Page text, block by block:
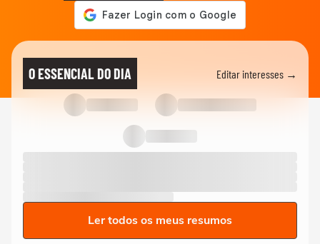
O ESSENCIAL DO DIA Editar interesses →
Ler todos os meus resumos